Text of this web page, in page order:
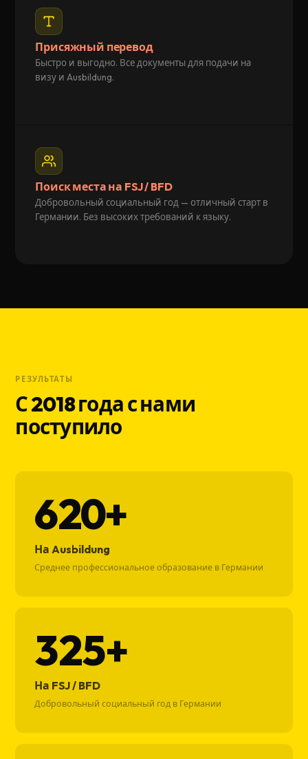
Присяжный перевод
Быстро и выгодно. Все документы для подачи на
визу и Ausbildung.
Поиск места на FSJ / BFD
Добровольный социальный год — отличный старт в
Германии. Без высоких требований к языку.
РЕЗУЛЬТАТЫ
С 2018 года с нами
поступило
620+
На Ausbildung
Среднее профессиональное образование в Германии
325+
На FSJ / BFD
Добровольный социальный год в Германии